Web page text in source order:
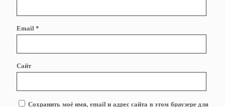
Email *
Сайт
Сохранить моё имя, email и адрес сайта в этом браузере для